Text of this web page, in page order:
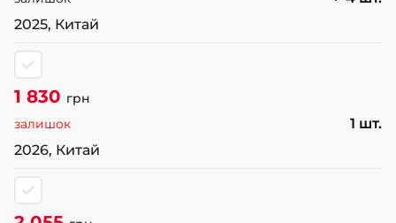
2025, Китай
1 830 грн
залишок
1 шт.
2026, Китай